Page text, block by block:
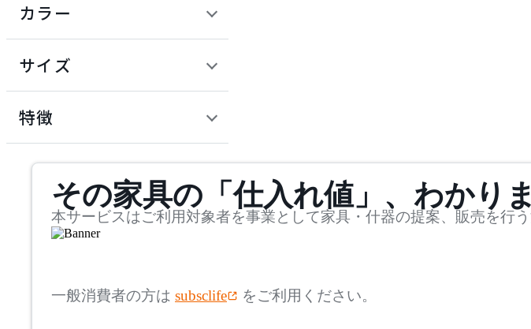
バイインテリアズ
CRUSH CRASH PROJECT
ロジェクト
ダルトン
カラー
サイズ
mm
検索
~
~
特徴
その家具の「仕入れ値」、わかりま
本サービスはご利用対象者を事業として家具・什器の提案、販売を行
一般消費者の方は subsclife をご利用ください。